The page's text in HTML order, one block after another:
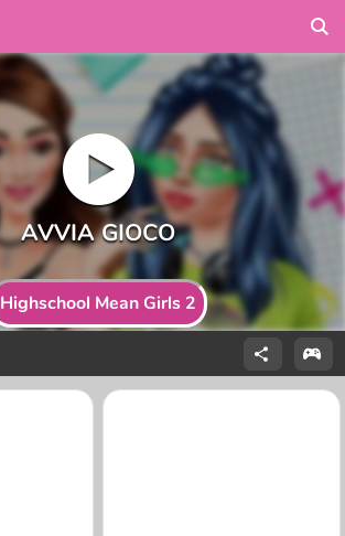
Highschool Mean Girls 2